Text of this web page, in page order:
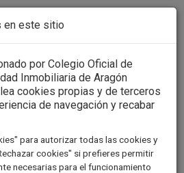
usuarios
en este sitio
por Colegio Oficial de
Inmobiliaria de Aragón
cookies propias y de terceros
de navegación y recabar
para autorizar todas las cookies y
cookies" si prefieres permitir
necesarias para el funcionamiento